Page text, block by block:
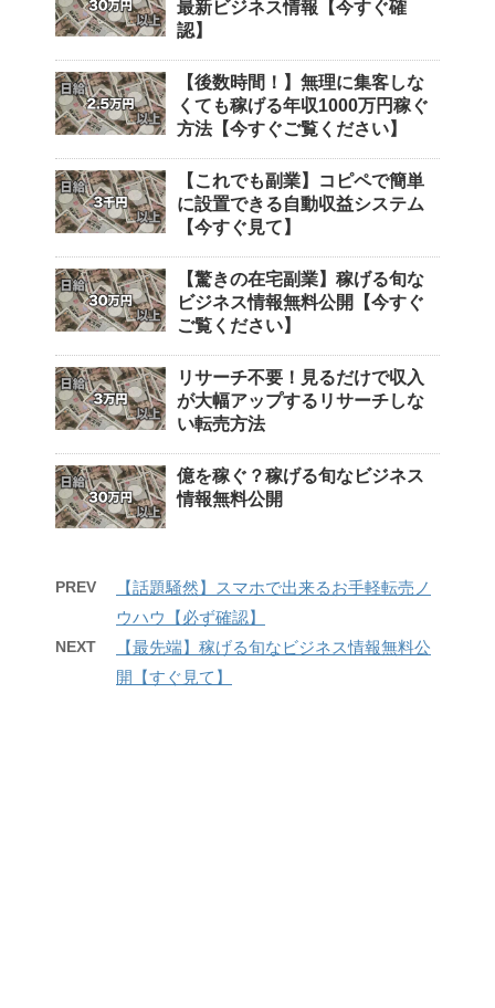
最新ビジネス情報【今すぐ確
認】
【後数時間！】無理に集客しな
くても稼げる年収1000万円稼ぐ
方法【今すぐご覧ください】
【これでも副業】コピペで簡単
に設置できる自動収益システム
【今すぐ見て】
【驚きの在宅副業】稼げる旬な
ビジネス情報無料公開【今すぐ
ご覧ください】
リサーチ不要！見るだけで収入
が大幅アップするリサーチしな
い転売方法
億を稼ぐ？稼げる旬なビジネス
情報無料公開
PREV
【話題騒然】スマホで出来るお手軽転売ノ
ウハウ【必ず確認】
NEXT
【最先端】稼げる旬なビジネス情報無料公
開【すぐ見て】